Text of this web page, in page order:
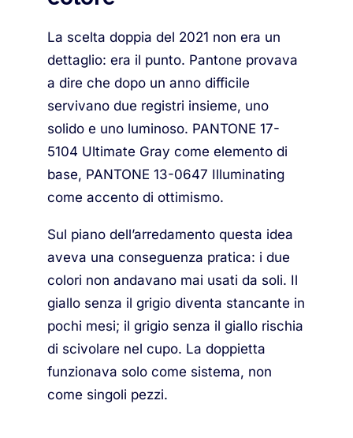
La scelta doppia del 2021 non era un
dettaglio: era il punto. Pantone provava
a dire che dopo un anno difficile
servivano due registri insieme, uno
solido e uno luminoso. PANTONE 17-
5104 Ultimate Gray come elemento di
base, PANTONE 13-0647 Illuminating
come accento di ottimismo.
Sul piano dell’arredamento questa idea
aveva una conseguenza pratica: i due
colori non andavano mai usati da soli. Il
giallo senza il grigio diventa stancante in
pochi mesi; il grigio senza il giallo rischia
di scivolare nel cupo. La doppietta
funzionava solo come sistema, non
come singoli pezzi.